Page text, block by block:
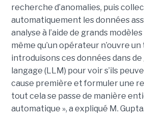
recherche d’anomalies, puis
automatiquement les données
analyse à l’aide de grands
même qu’un opérateur n’ouvre
introduisons ces données dans
langage (LLM) pour voir s’ils
cause première et formuler une
tout cela se passe de manière
automatique », a expliqué M. Gupta.